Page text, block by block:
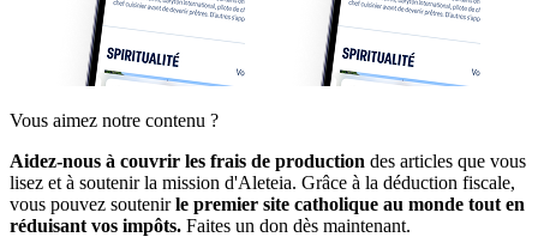
Vous aimez notre contenu ?
Aidez-nous à couvrir les frais de production des articles que vous
lisez et à soutenir la mission d'Aleteia. Grâce à la déduction fiscale,
vous pouvez soutenirle premier site catholique au monde tout en
réduisant vos impôts. Faites un don dès maintenant.